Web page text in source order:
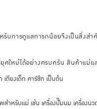
บการดูแลทารกน้อยจึงเป็นสิ่งส
ใหม่ได้อย่างครบครัน สินค้าแม่แ
ตียงเด็ก คาร์ซีท เป็นต้น
หรับแม่ เช่น เครื่องปั๊มนม เครื่องนว